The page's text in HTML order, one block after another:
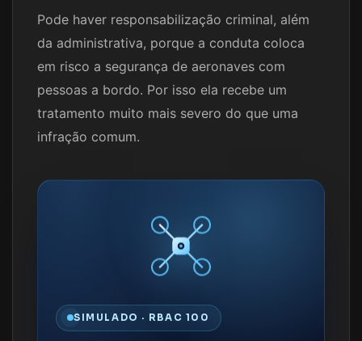
Pode haver responsabilização criminal, além
da administrativa, porque a conduta coloca
em risco a segurança de aeronaves com
pessoas a bordo. Por isso ela recebe um
tratamento muito mais severo do que uma
infração comum.
SIMULADO · RBAC 100